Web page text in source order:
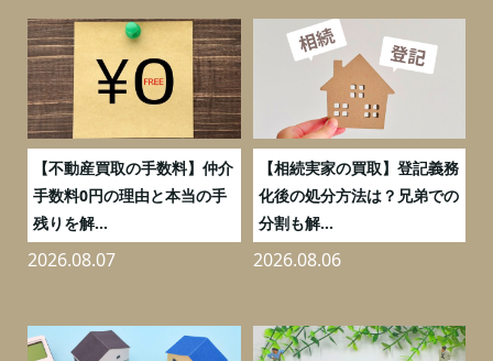
【不動産買取の手数料】仲介
手数料0円の理由と本当の手
残りを解...
2026.08.07
【相続実家の買取】登記義務
化後の処分方法は？兄弟での
分割も解...
2026.08.06